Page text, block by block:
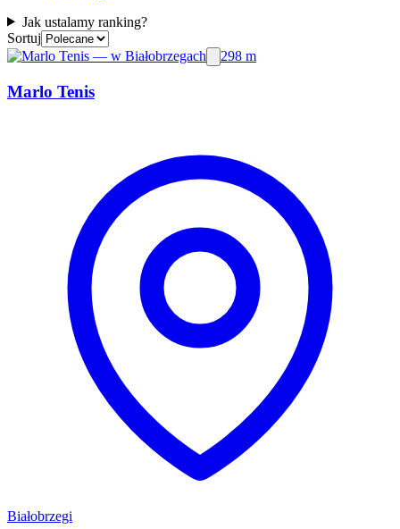
Jak ustalamy ranking?
Sortuj
298 m
Marlo Tenis
Białobrzegi